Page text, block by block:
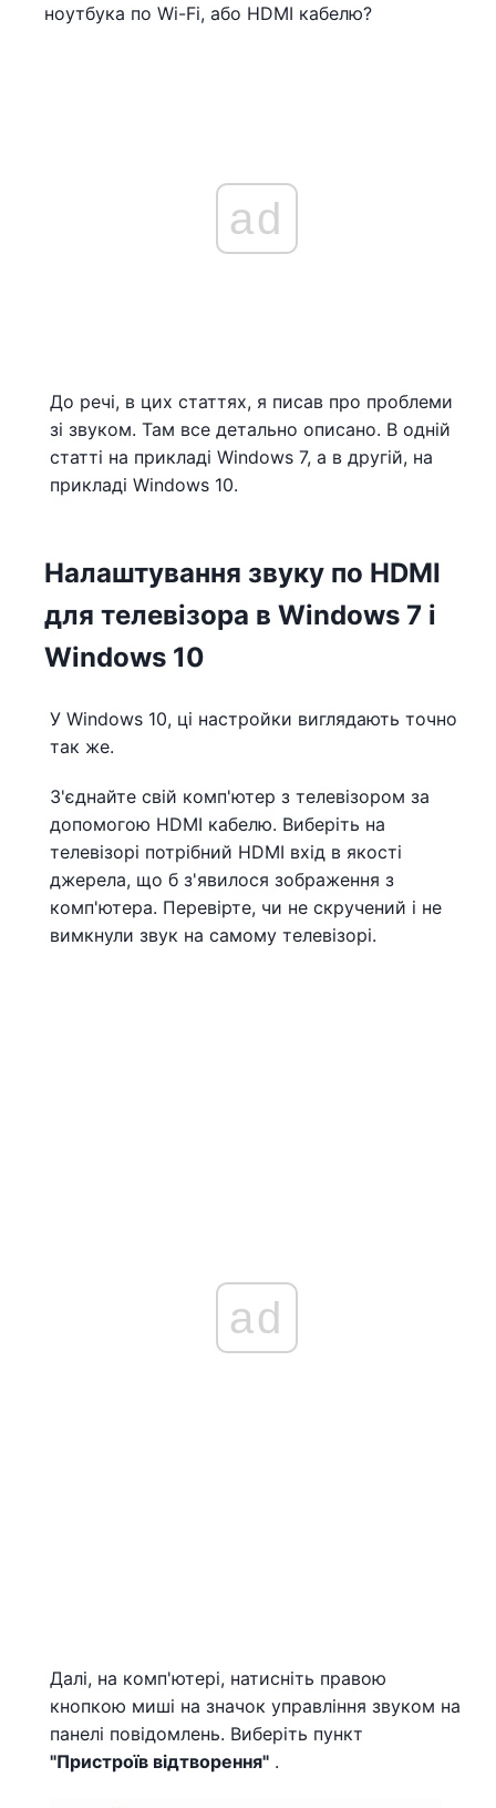
ноутбука по Wi-Fi, або HDMI кабелю?
ad
До речі, в цих статтях, я писав про проблеми
зі звуком. Там все детально описано. В одній
статті на прикладі Windows 7, а в другій, на
прикладі Windows 10.
Налаштування звуку по HDMI
для телевізора в Windows 7 і
Windows 10
У Windows 10, ці настройки виглядають точно
так же.
З'єднайте свій комп'ютер з телевізором за
допомогою HDMI кабелю. Виберіть на
телевізорі потрібний HDMI вхід в якості
джерела, що б з'явилося зображення з
комп'ютера. Перевірте, чи не скручений і не
вимкнули звук на самому телевізорі.
ad
Далі, на комп'ютері, натисніть правою
кнопкою миші на значок управління звуком на
панелі повідомлень. Виберіть пункт
"Пристроїв відтворення" .